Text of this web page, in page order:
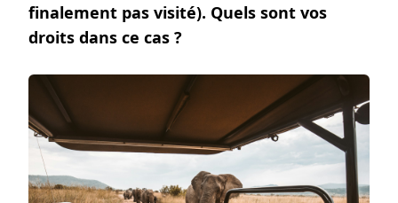
finalement pas visité). Quels sont vos
droits dans ce cas ?